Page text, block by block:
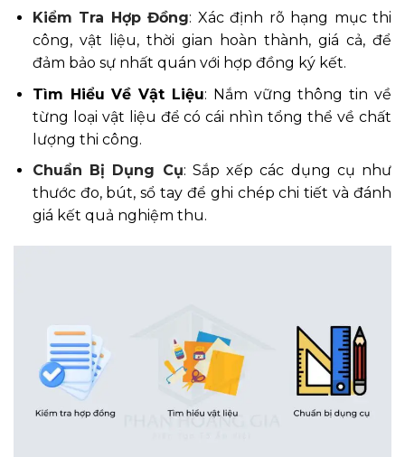
Kiểm Tra Hợp Đồng: Xác định rõ hạng mục thi
công, vật liệu, thời gian hoàn thành, giá cả, để
đảm bảo sự nhất quán với hợp đồng ký kết.
Tìm Hiểu Về Vật Liệu: Nắm vững thông tin về
từng loại vật liệu để có cái nhìn tổng thể về chất
lượng thi công.
Chuẩn Bị Dụng Cụ: Sắp xếp các dụng cụ như
thước đo, bút, sổ tay để ghi chép chi tiết và đánh
giá kết quả nghiệm thu.